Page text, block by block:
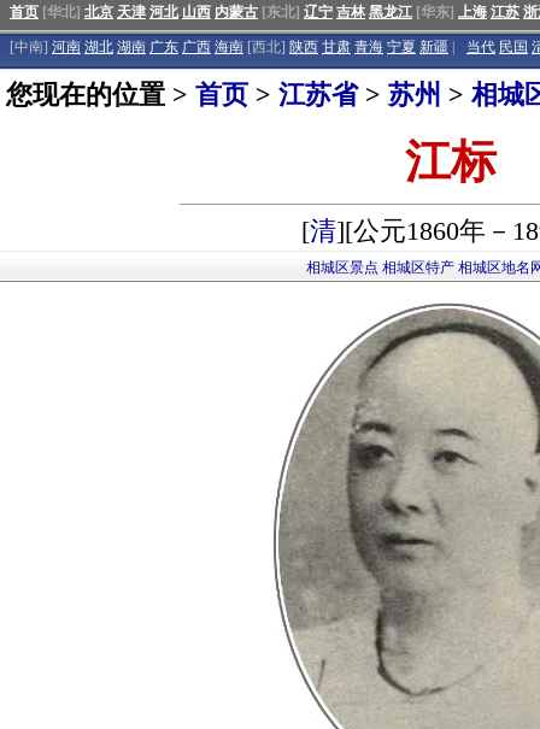
首页 [华北] 北京 天津 河北 山西 内蒙古 [东北] 辽宁 吉林 黑龙江 [华东] 上海 江苏
[中南] 河南 湖北 湖南 广东 广西 海南 [西北] 陕西 甘肃 青海 宁夏 新疆 当代 民国
您现在的位置 > 首页 > 江苏省> 苏州 > 相城
江标
[清][公元1860年－
相城区景点 相城区特产 相城区地名